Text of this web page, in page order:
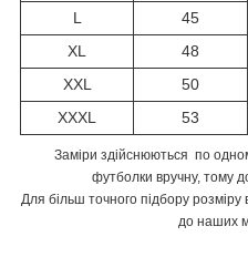
L
45
XL
48
XXL
50
XXXL
53
Заміри здійснюються по
футболки вручну, тому
Для більш точного підбору
до наших